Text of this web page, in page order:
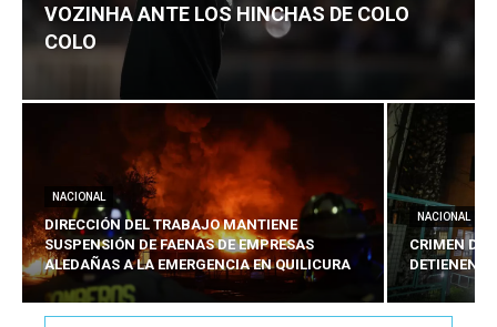
VOZINHA ANTE LOS HINCHAS DE COLO
COLO
NACIONAL
DIRECCIÓN DEL TRABAJO MANTIENE
SUSPENSIÓN DE FAENAS DE EMPRESAS
ALEDAÑAS A LA EMERGENCIA EN QUILICURA
NACIONAL
CRIMEN DE
DETIENEN